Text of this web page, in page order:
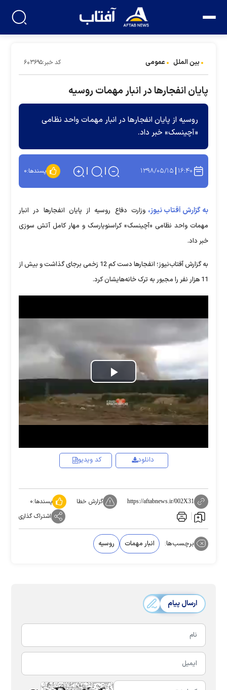
بین الملل عمومی کد خبر:۶۰۳۶۹۵
پایان انفجارها در انبار مهمات روسیه
روسیه از پایان انفجارها در انبار مهمات واحد نظامی
«آچینسک» خبر داد.
۱۶:۴۰ ۱۳۹۸/۰۵/۱۵ پسندها:۰
به گزارش آفتاب نیوز، وزارت دفاع روسیه از پایان انفجارها در انبار
مهمات واحد نظامی «آچینسک» کراسنویارسک و مهار کامل آتش سوزی
خبر داد.
به گزارش آفتاب‌نیوز؛ انفجارها دست کم 12 زخمی برجای گذاشت و بیش از
11 هزار نفر را مجبور به ترک خانه‌هایشان کرد.
Play
Video
کد ویدیو دانلود
https://aftabnews.ir/002X31 گزارش خطا پسندها:۰
اشتراک گذاری
برچسب‌ها: انبار مهمات روسیه
ارسال پیام